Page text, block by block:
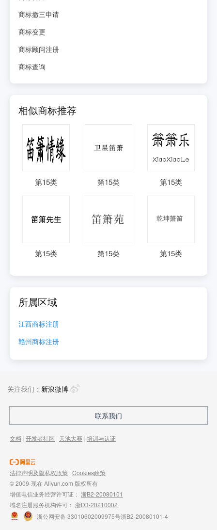
商标撤三申请
商标变更
商标顾问注册
商标查询
相似商标推荐
第15类 第15类 第15类
第15类 第15类 第15类
所属区域
江西商标注册
赣州商标注册